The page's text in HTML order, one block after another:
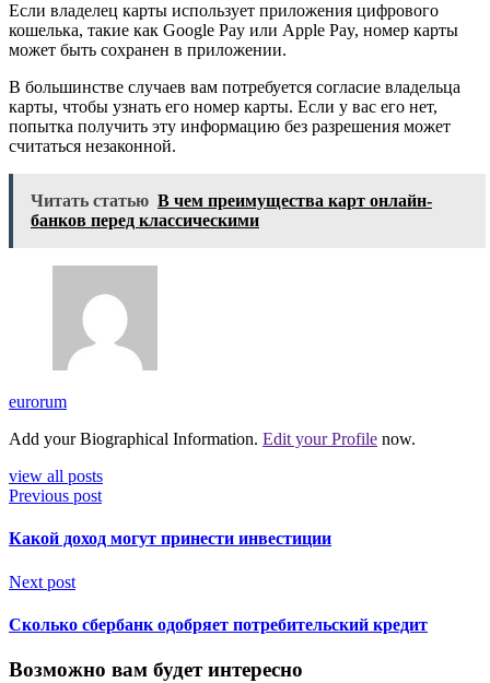
Если владелец карты использует приложения цифрового
кошелька, такие как Google Pay или Apple Pay, номер карты
может быть сохранен в приложении.
В большинстве случаев вам потребуется согласие владельца
карты, чтобы узнать его номер карты. Если у вас его нет,
попытка получить эту информацию без разрешения может
считаться незаконной.
Читать статью В чем преимущества карт онлайн-
банков перед классическими
eurorum
Add your Biographical Information. Edit your Profile now.
view all posts
Previous post
Какой доход могут принести инвестиции
Next post
Сколько сбербанк одобряет потребительский кредит
Возможно вам будет интересно